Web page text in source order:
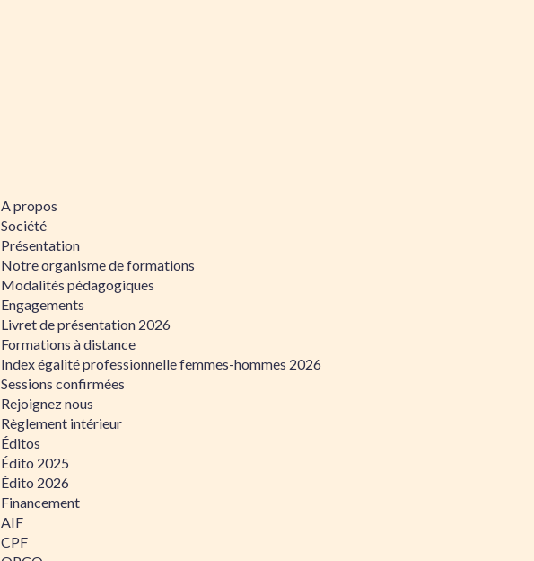
A propos
Société
Présentation
Notre organisme de formations
Modalités pédagogiques
Engagements
Livret de présentation 2026
Formations à distance
Index égalité professionnelle femmes-hommes 2026
Sessions confirmées
Rejoignez nous
Règlement intérieur
Éditos
Édito 2025
Édito 2026
Financement
AIF
CPF